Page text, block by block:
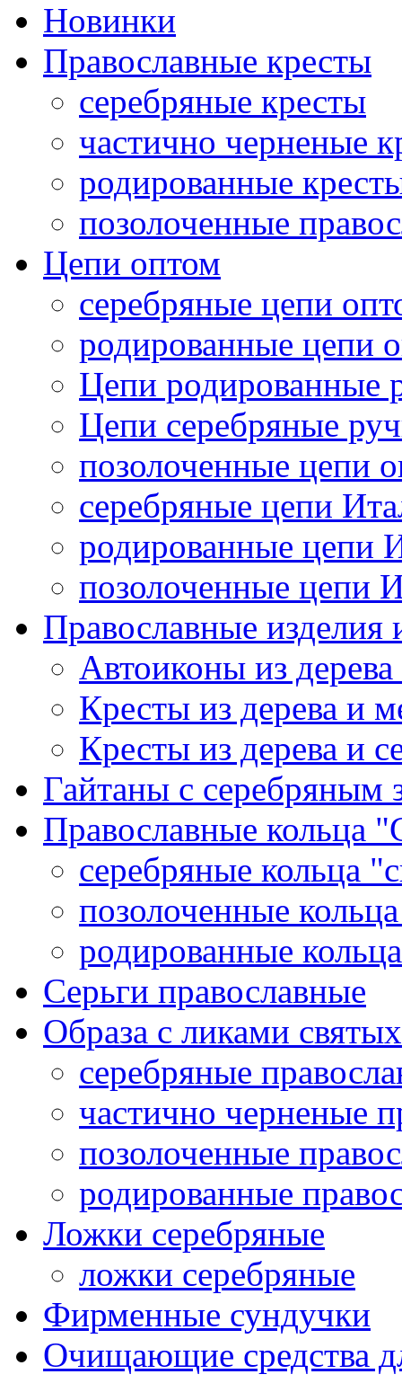
Новинки
Православные кресты
серебряные кресты
частично черненые
родированные
позолоченные
Цепи оптом
серебряные цепи
родированные цепи
Цепи родированные
Цепи серебряные
позолоченные цепи
серебряные цепи
родированные цепи
позолоченные цепи
Православные изделия
Автоиконы из
Кресты из дерева и
Кресты из дерева и
Гайтаны с серебряным
Православные кольца
серебряные кольца
позолоченные
родированные
Серьги православные
Образа с ликами святых
серебряные
частично черненые
позолоченные
родированные
Ложки серебряные
ложки серебряные
Фирменные сундучки
Очищающие средства